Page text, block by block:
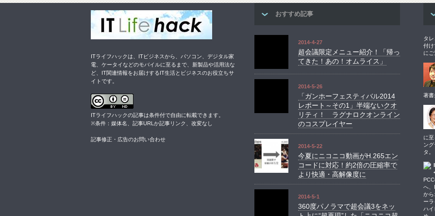
おすすめ記事
2014-4-27
超会議限定メニュー紹介！「帰っ
てきた！あの！オムライス」
2014-5-26
「ガンホーフェスティバル2014
レポート～その1」半端ないクオ
リティ！ ラグナロクオンライン
のコスプレイヤー
2014-5-22
今夏にニコニコ動画がH.265エン
コードに対応！約2倍の圧縮率で
より快適・高解像度に
2014-5-1
360度パノラマで超会議3をネッ
タ
付け
に
著書
に
ン
タ。
へ、
から
ー
ハイ
ITライフハックは、ITビジネスから、パソコン、デジタル家
電、ケータイなどのモバイルに至るまで、新製品や活用法な
ど、IT関連情報をお届けするIT生活とビジネスのお役立ちサ
イトです。
ITライフハックの記事は条件付で自由に転載できます。
※条件：媒体名、記事URLか記事リンク、改変なし
記事修正・広告のお問い合わせ